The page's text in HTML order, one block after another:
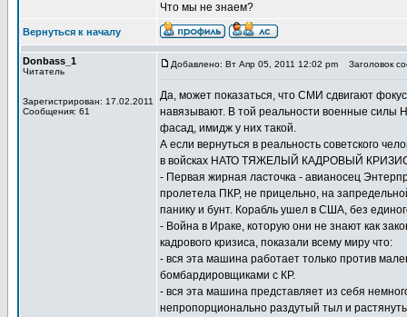
Что мы не знаем?
Вернуться к началу
Donbass_1
Читатель
Зарегистрирован: 17.02.2011
Сообщения: 61
Добавлено: Вт Апр 05, 2011 12:02 pm Заголовок
Да, может показаться, что СМИ сдвигают
навязывают. В той реальности военные силы
фасад, имидж у них такой.
А если вернуться в реальность советского
в войсках НАТО ТЯЖЕЛЫЙ КАДРОВЫЙ КРИЗИС.
- Первая жирная ласточка - авианосец
пролетела ПКР, не прицельно, на
панику и бунт. Корабль ушел в США, без
- Война в Ираке, которую они не знают как
кадрового кризиса, показали всему миру что:
- вся эта машина работает только против
бомбардировщиками с КР.
- вся эта машина представляет из себя
непропорционально раздутый тыл и